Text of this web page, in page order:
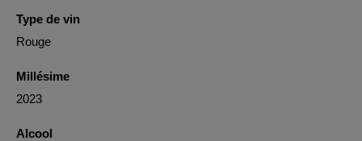
Type de vin
Rouge
Millésime
2023
Alcool